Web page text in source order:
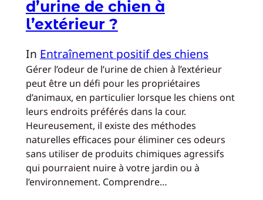
d’urine de chien à
l’extérieur ?
In Entraînement positif des chiens
Gérer l’odeur de l’urine de chien à l’extérieur
peut être un défi pour les propriétaires
d’animaux, en particulier lorsque les chiens ont
leurs endroits préférés dans la cour.
Heureusement, il existe des méthodes
naturelles efficaces pour éliminer ces odeurs
sans utiliser de produits chimiques agressifs
qui pourraient nuire à votre jardin ou à
l’environnement. Comprendre…